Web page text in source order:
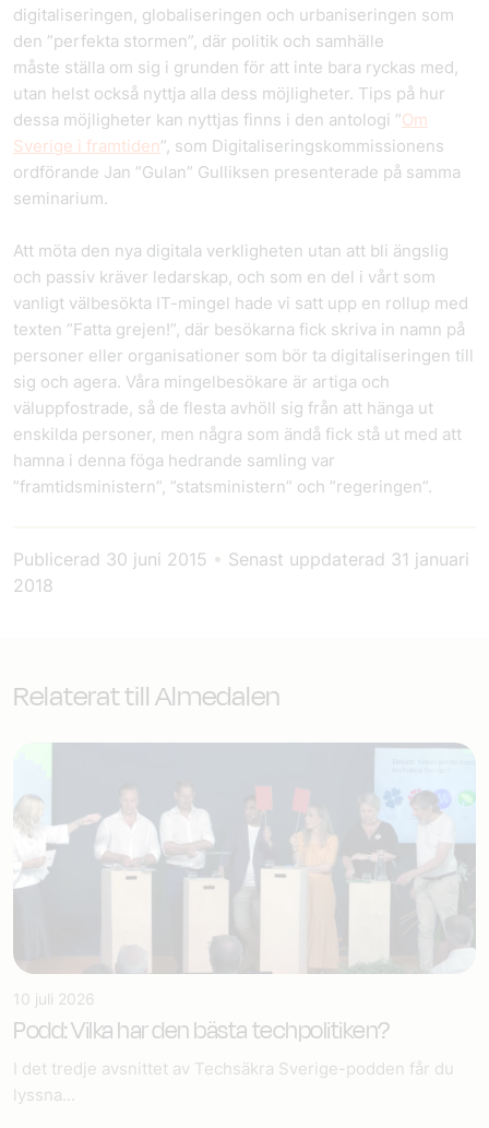
digitaliseringen, globaliseringen och urbaniseringen som
den ”perfekta stormen”, där politik och samhälle
måste ställa om sig i grunden för att inte bara ryckas med,
utan helst också nyttja alla dess möjligheter. Tips på hur
dessa möjligheter kan nyttjas finns i den antologi ”Om
Sverige i framtiden”, som Digitaliseringskommissionens
ordförande Jan ”Gulan” Gulliksen presenterade på samma
seminarium.
Att möta den nya digitala verkligheten utan att bli ängslig
och passiv kräver ledarskap, och som en del i vårt som
vanligt välbesökta IT-mingel hade vi satt upp en rollup med
texten ”Fatta grejen!”, där besökarna fick skriva in namn på
personer eller organisationer som bör ta digitaliseringen till
sig och agera. Våra mingelbesökare är artiga och
väluppfostrade, så de flesta avhöll sig från att hänga ut
enskilda personer, men några som ändå fick stå ut med att
hamna i denna föga hedrande samling var
”framtidsministern”, ”statsministern” och ”regeringen”.
Publicerad 30 juni 2015 • Senast uppdaterad 31 januari
2018
Relaterat till Almedalen
10 juli 2026
Podd: Vilka har den bästa techpolitiken?
I det tredje avsnittet av Techsäkra Sverige-podden får du
lyssna...